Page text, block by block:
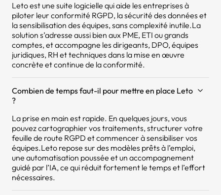
Leto est une suite logicielle qui aide les entreprises à
piloter leur conformité RGPD, la sécurité des données et
la sensibilisation des équipes, sans complexité inutile.La
solution s’adresse aussi bien aux PME, ETI ou grands
comptes, et accompagne les dirigeants, DPO, équipes
juridiques, RH et techniques dans la mise en œuvre
concrète et continue de la conformité.
Combien de temps faut-il pour mettre en place Leto
?
La prise en main est rapide. En quelques jours, vous
pouvez cartographier vos traitements, structurer votre
feuille de route RGPD et commencer à sensibiliser vos
équipes.Leto repose sur des modèles prêts à l’emploi,
une automatisation poussée et un accompagnement
guidé par l’IA, ce qui réduit fortement le temps et l’effort
nécessaires.